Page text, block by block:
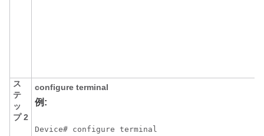
ス
テ
ッ
プ 2
configure terminal
例:
Device# configure terminal